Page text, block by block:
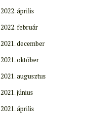
2022. április
2022. február
2021. december
2021. október
2021. augusztus
2021. június
2021. április